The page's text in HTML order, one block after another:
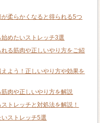
柔らかくなると得られる5つ
めたいストレッチ3選
る筋肉や正しいやり方をご紹
よう！正しいやり方や効果を
肉や正しいやり方を解説
トレッチと対処法を解説！
いストレッチ5選